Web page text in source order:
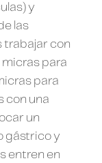
y
las
trabajar con
para
para
con una
un
gástrico y
entren en